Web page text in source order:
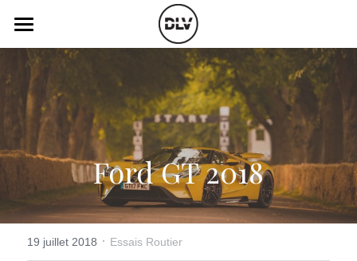
Catégories
Actualité Auto
Électrique
Histoire de chars
Art Automobile
Essais Routier
Vidéo
Radio FM
Télé RDS
Simulateur
Ford GT 2018
19 juillet 2018 · Essais Routier
LES CATÉGORIES DE LA BOUTIQUE
Toutes les catégories